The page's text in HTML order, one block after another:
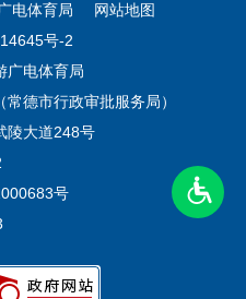
电体育局
网站地图
号-2
广电体育局
德市行政审批服务局）
陵大道248号
号